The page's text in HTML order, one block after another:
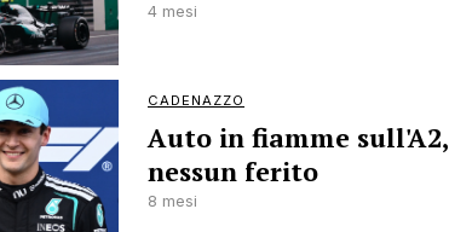
4 mesi
CADENAZZO
Auto in fiamme sull'A2,
nessun ferito
8 mesi